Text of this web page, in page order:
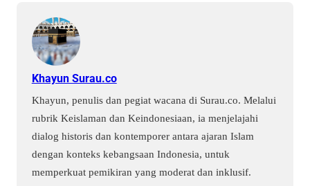
Khayun Surau.co
Khayun, penulis dan pegiat wacana di Surau.co. Melalui
rubrik Keislaman dan Keindonesiaan, ia menjelajahi
dialog historis dan kontemporer antara ajaran Islam
dengan konteks kebangsaan Indonesia, untuk
memperkuat pemikiran yang moderat dan inklusif.